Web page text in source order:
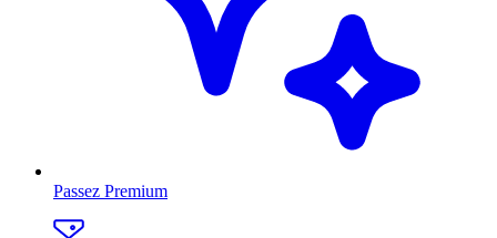
Passez Premium